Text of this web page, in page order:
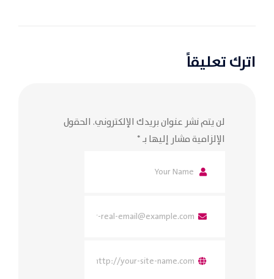
اترك تعليقاً
لن يتم نشر عنوان بريدك الإلكتروني. الحقول
الإلزامية مشار إليها بـ*